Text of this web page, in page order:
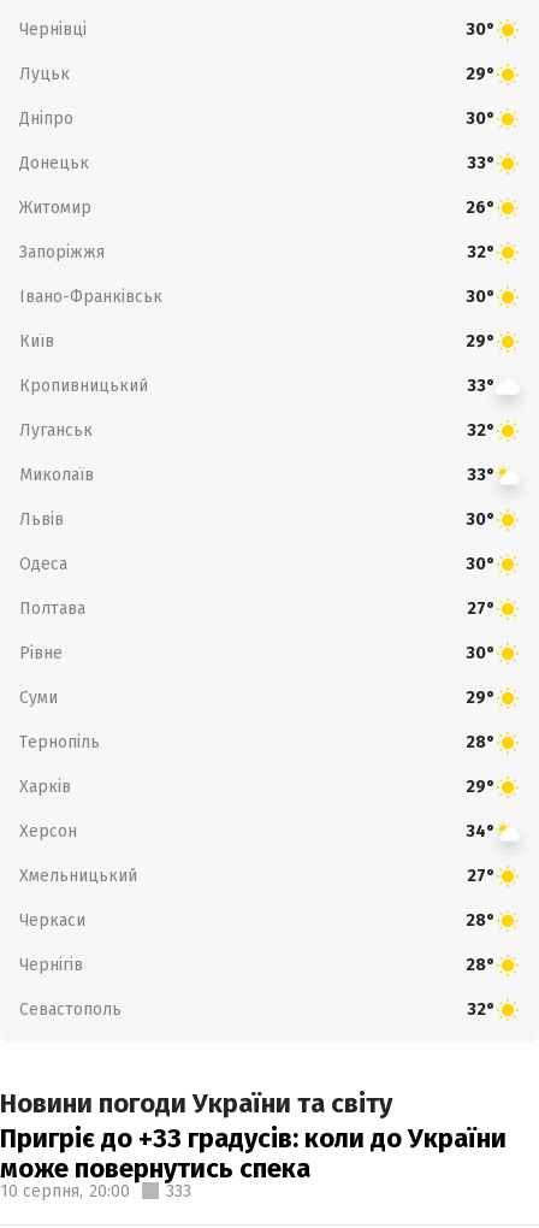
Чернівці 30°
Луцьк 29°
Дніпро 30°
Донецьк 33°
Житомир 26°
Запоріжжя 32°
Івано-Франківськ 30°
Київ 29°
Кропивницький 33°
Луганськ 32°
Миколаїв 33°
Львів 30°
Одеса 30°
Полтава 27°
Рівне 30°
Суми 29°
Тернопіль 28°
Харків 29°
Херсон 34°
Хмельницький 27°
Черкаси 28°
Чернігів 28°
Севастополь 32°
Новини погоди України та світу
Пригріє до +33 градусів: коли до України
може повернутись спека
10 серпня, 20:00 333